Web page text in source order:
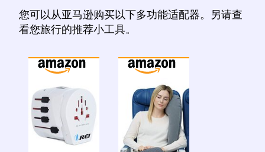
您可以从亚马逊购买以下多功能适配器。另请查
看您旅行的推荐小工具。